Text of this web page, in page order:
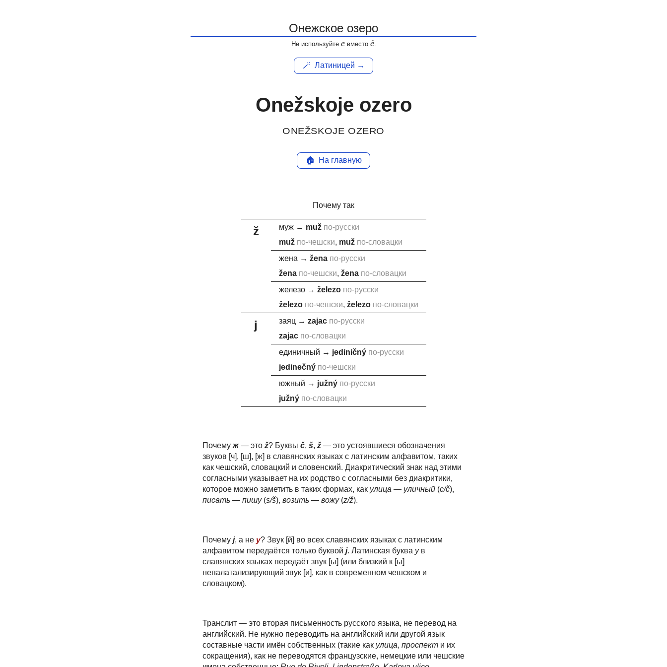
Не используйте евместо ё.
🪄 Латиницей →
Onežskoje ozero
ONEŽSKOJE OZERO
🏠 На главную
Почему так
ž муж→ muž по-русски
muž по-чешски, muž по-словацки
жена → žena по-русски
žena по-чешски, žena по-словацки
железо→ železo по-русски
železo по-чешски, železo по-словацки
j заяц → zajac по-русски
zajac по-словацки
единичный → jediničný по-русски
jedinečný по-чешски
южный → južný по-русски
južný по-словацки
Почему ж— это ž? Буквы č, š, ž — это устоявшиеся обозначения
звуков [ч], [ш], [ж] в славянских языках с латинским алфавитом, таких
как чешский, словацкий и словенский. Диакритический знак над этими
согласными указывает на их родство с согласными без диакритики,
которое можно заметить в таких формах, как улица — уличный (c/č),
писать — пишу(s/š), возить — вожу(z/ž).
Почему j, а не y? Звук [й] во всех славянских языках с латинским
алфавитом передаётся только буквой j. Латинская буква yв
славянских языках передаёт звук [ы] (или близкий к [ы]
непалатализирующий звук [и], как в современном чешском и
словацком).
Транслит — это вторая письменность русского языка, не перевод на
английский. Не нужно переводить на английский или другой язык
составные части имён собственных (такие как улица, проспект и их
сокращения), как не переводятся французские, немецкие или чешские